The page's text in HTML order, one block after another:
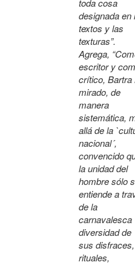
designada en
textos y las
texturas”.
Agrega,
escritor y
crítico, Bartra
mirado, de
manera
sistemática,
allá de la
nacional´,
convencido
la unidad del
hombre sólo
entiende a
de la
carnavalesca
diversidad de
sus disfraces,
rituales,